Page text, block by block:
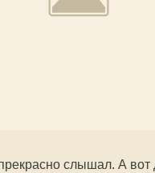
слышал. А